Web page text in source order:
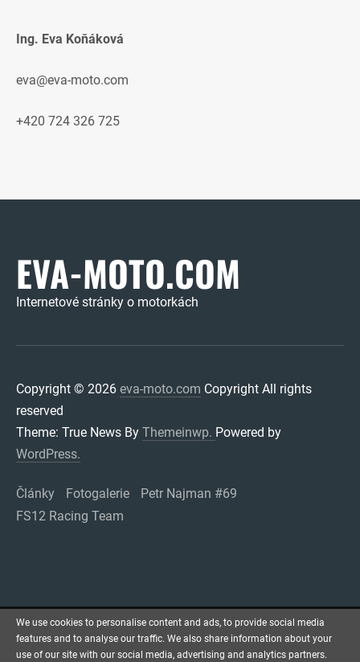
Ing. Eva Koňáková
eva@eva-moto.com
+420 724 326 725
EVA-MOTO.COM
Internetové stránky o motorkách
Copyright © 2026 eva-moto.com Copyright All rights
reserved
Theme: True News By Themeinwp. Powered by
WordPress.
Články Fotogalerie
Petr Najman #69
FS12 Racing Team
We use cookies to personalise content and ads, to provide social media
features and to analyse our traffic. We also share information about your
use of our site with our social media, advertising and analytics partners.